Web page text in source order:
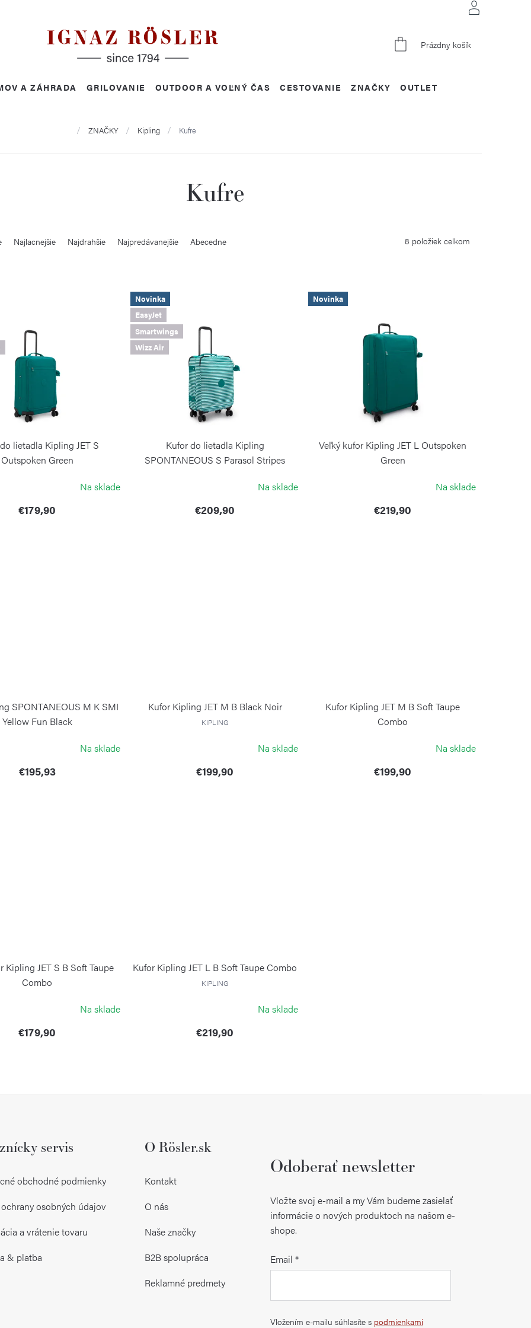
NÁKUPNÝ
Prázdny košík
A ZÁHRADA GRILOVANIE OUTDOOR A VOĽNÝ ČAS CESTOVANIE OUTLET
ZNAČKY
DomovZNAČKY Kipling Kufre
Kufre
Najlacnejšie Najdrahšie Najpredávanejšie Abecedne 8 položiek celkom
lietadla Kipling JET S
Outspoken Green
Na sklade
€179,90
Novinka
EasyJet
Smartwings
Wizz Air
Kufor do lietadla Kipling
SPONTANEOUS S Parasol Stripes
Na sklade
€209,90
Novinka
Veľký kufor Kipling JET L Outspoken
Green
Na sklade
€219,90
SPONTANEOUS M K SMI
Yellow Fun Black
Na sklade
€195,93
Kufor Kipling JET M B Black Noir
KIPLING
Na sklade
€199,90
Kufor Kipling JET M B Soft Taupe
Combo
Na sklade
€199,90
Kipling JET S B Soft Taupe
Combo
Na sklade
€179,90
Kufor Kipling JET L B Soft Taupe Combo
KIPLING
Na sklade
€219,90
p
servis
obchodné podmienky
osobných údajov
a vrátenie tovaru
& platba
O Rösler.sk
Kontakt
O nás
Naše značky
B2B spolupráca
Reklamné predmety
Odoberať newsletter
Vložte svoj e-mail a my Vám budeme zasielať
informácie o nových produktoch na našom e-
shope.
Email
Vložením e-mailu súhlasíte s podmienkami